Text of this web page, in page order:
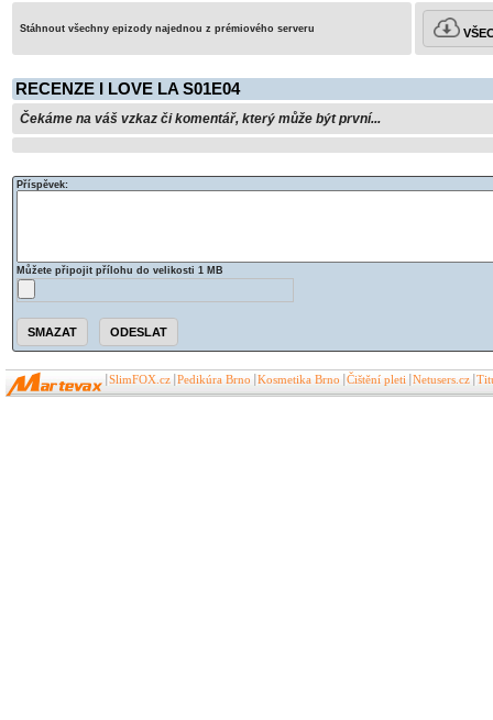
Stáhnout všechny epizody najednou z prémiového serveru
RECENZE I LOVE LA S01E04
Čekáme na váš vzkaz či komentář, který může být první...
Příspěvek:
Můžete připojit přílohu do velikosti 1 MB
SlimFOX.cz Pedikúra Brno Kosmetika Brno Čištění pleti Netusers.cz